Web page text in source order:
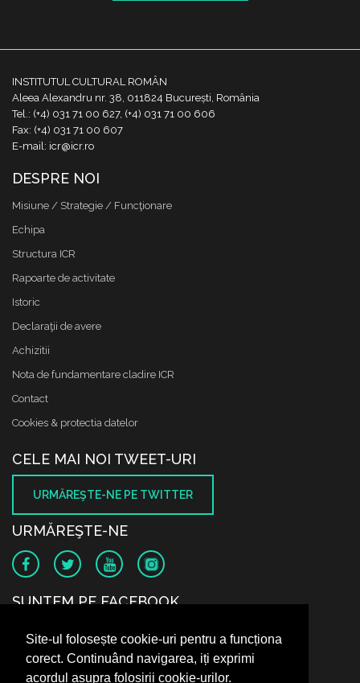
Site-ul folosește cookie-uri pentru a funcționa
corect. Continuând navigarea, iți exprimi
acordul asupra folosirii cookie-urilor.
INSTITUTUL CULTURAL ROMÂN
Aleea Alexandru nr. 38, 011824 București, România
Tel.: (+4) 031 71 00 627, (+4) 031 71 00 606
Fax: (+4) 031 71 00 607
E-mail: icr@icr.ro
DESPRE NOI
Misiune / Strategie / Funcţionare
Echipa
Structura ICR
Rapoarte de activitate
Istoric
Declaraţii de avere
Achizitii
Nota de fundamentare cladire ICR
Contact
Cookies & protectia datelor
CELE MAI NOI TWEET-URI
URMĂREŞTE-NE PE TWITTER
URMĂREŞTE-NE
SUNTEM PE FACEBOOK